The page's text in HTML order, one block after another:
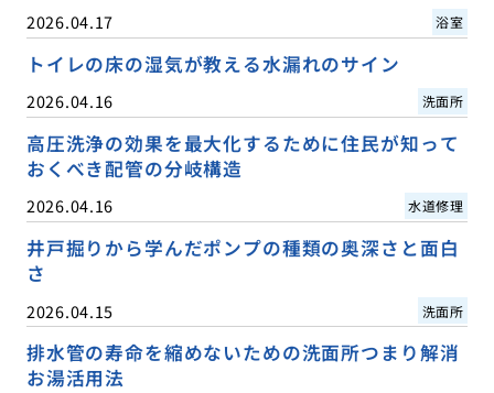
2026.04.17 浴室
トイレの床の湿気が教える水漏れのサイン
2026.04.16 洗面所
高圧洗浄の効果を最大化するために住民が知って
おくべき配管の分岐構造
2026.04.16 水道修理
井戸掘りから学んだポンプの種類の奥深さと面白
さ
2026.04.15 洗面所
排水管の寿命を縮めないための洗面所つまり解消
お湯活用法